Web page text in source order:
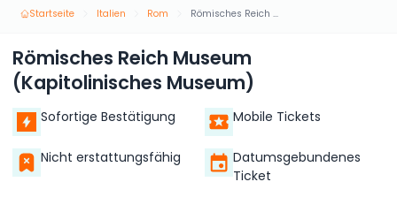
Startseite Italien Rom Römisches Reich Museum (Kapitolinisches Museum)
Römisches Reich Museum
(Kapitolinisches Museum)
Sofortige Bestätigung Mobile Tickets
Nicht erstattungsfähig
Datumsgebundenes
Ticket